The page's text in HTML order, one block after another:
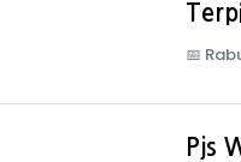
📅
Pjs